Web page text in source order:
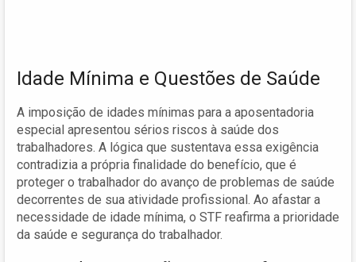
Idade Mínima e Questões de Saúde
A imposição de idades mínimas para a aposentadoria
especial apresentou sérios riscos à saúde dos
trabalhadores. A lógica que sustentava essa exigência
contradizia a própria finalidade do benefício, que é
proteger o trabalhador do avanço de problemas de saúde
decorrentes de sua atividade profissional. Ao afastar a
necessidade de idade mínima, o STF reafirma a prioridade
da saúde e segurança do trabalhador.